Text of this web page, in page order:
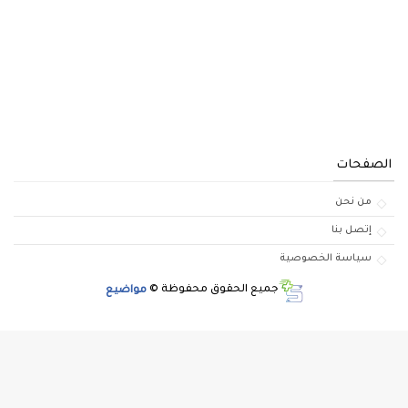
الصفحات
من نحن
إتصل بنا
سياسة الخصوصية
جميع الحقوق محفوظة © مواضيع